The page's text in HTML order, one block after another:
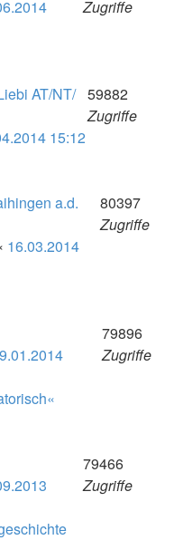
Zugriffe
AT/NT/
15:12
59882
Zugriffe
a.d.
16.03.2014
80397
Zugriffe
79896
Zugriffe
79466
Zugriffe